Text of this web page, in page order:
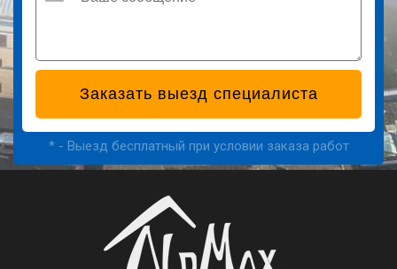
* - Выезд бесплатный при условии заказа работ